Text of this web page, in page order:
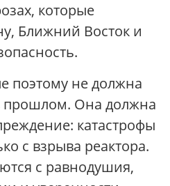
которые
Ближний Восток и
поэтому не должна
прошлом. Она должна
катастрофы
с взрыва реактора.
с равнодушия,